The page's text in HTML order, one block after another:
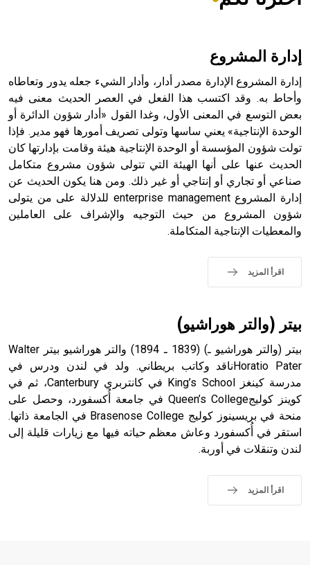
هل تعلم أن الأبسيد كلمة فرنسية اللفظ تم اعتمادها مصطلحاً
- هل تعلم أن أبجر Abgar اسم معروف جيداً يعود إلى عدد من
الملوك الذين حكموا مدينة إديسا (الرها) من أبجر الأول وحتى
التاسع، وهم ينتسبون إلى أسرة أوسروين
- هل تعلم أن الأبجدية الكنعانية تتألف من /22/ علامة كتابية
sign تكتب منفصلة غير متصلة، وتعتمد المبدأ الأكوروفوني،
إدارة المشروع
إدارة المشروع الإدارة مصدر أدار، وأدار الشيء جعله يدور وتعاطاه
وأحاط به. وقد اكتسب هذا الفعل في العصر الحديث معنى فيه
بعض التوسع في المعنى الأول، وغدا القول «أدار شؤون الدائرة أو
الوحدة الإنتاجية» يعني ساسها وتولى تصريف أمورها فهو مدير. فإذا
تولت شؤون المؤسسة أو الوحدة الإنتاجية هيئة وقامت بإدارتها كان
الحديث عنها على أنها الهيئة التي تتولى شؤون مشروع متكامل
صناعي أو تجاري أو إنتاجي أو غير ذلك. ومن هنا يكون الحديث عن
إدارة المشروع enterprise management للدلالة على من يتولى
شؤون المشروع من حيث التوجيه والإشراف على العاملين
والمعطيات الإنتاجية المتكاملة.
اقرأ المزيد
بيتر (والتر هوراشيو)
بيتر (والتر هوراشيو ـ) (1839 ـ 1894) والتر هوراشيو بيتر Walter
Horatio Paterناقد وكاتب بريطاني. ولد في لندن ودرس في
مدرسة كينغز King’s School في كانتربري Canterbury، ثم في
كوينز كوليجQueen’s College في جامعة أُكسفورد، وحصل على
منحة في بريسينوز كوليج Brasenose College في الجامعة ذاتها.
استقر في أُكسفورد وعاش معظم حياته فيها مع زيارات قليلة إلى
لندن وتنقلات في أوربة.
اقرأ المزيد